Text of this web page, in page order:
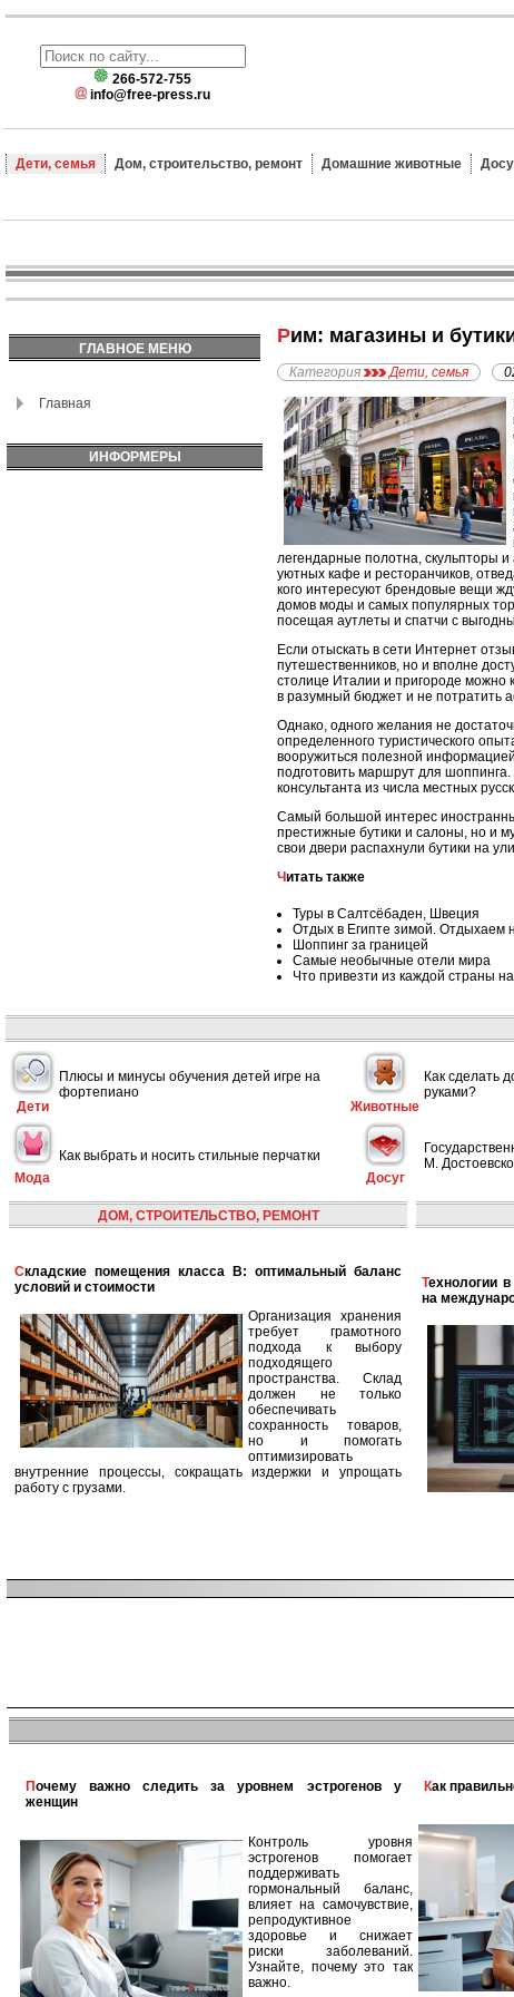
266-572-755
info@free-press.ru
Дети, семья Дом, строительство, ремонт Домашние животные
ГЛАВНОЕ МЕНЮ
Главная
ИНФОРМЕРЫ
Рим: магазины и
Категория Дети, семья
легендарные полотна, скульпторы
уютных кафе и ресторанчиков,
кого интересуют брендовые вещи
домов моды и самых популярных
посещая аутлеты и спатчи с
Если отыскать в сети Интернет
путешественников, но и вполне
столице Италии и пригороде можно
в разумный бюджет и не потратить
Однако, одного желания не
определенного туристического
вооружиться полезной
подготовить маршрут для
консультанта из числа местных
Самый большой интерес
престижные бутики и салоны, но и
свои двери распахнули бутики на
Читать также
Туры в Салтсёбаден, Швеция
Отдых в Египте зимой. Отдыхаем
Шоппинг за границей
Самые необычные отели мира
Что привезти из каждой страны
Дети
Плюсы и минусы обучения детей игре на
фортепиано
Животные
Как сделать
руками?
Мода
Как выбрать и носить стильные перчатки
Досуг
М.
ДОМ, СТРОИТЕЛЬСТВО, РЕМОНТ
Складские помещения класса B: оптимальный баланс
условий и стоимости
Организация хранения
требует грамотного
подхода к выбору
подходящего
пространства. Склад
должен не только
обеспечивать
сохранность товаров,
но и помогать
оптимизировать
внутренние процессы, сокращать издержки и упрощать
работу с грузами.
Технологии в сфере автономных кораблей и их влияние
на
Почему важно следить за уровнем эстрогенов у
женщин
Контроль уровня
эстрогенов помогает
поддерживать
гормональный баланс,
влияет на самочувствие,
репродуктивное
здоровье и снижает
риски заболеваний.
Узнайте, почему это так
важно.
Как